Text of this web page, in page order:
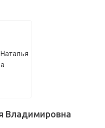
Владимировна